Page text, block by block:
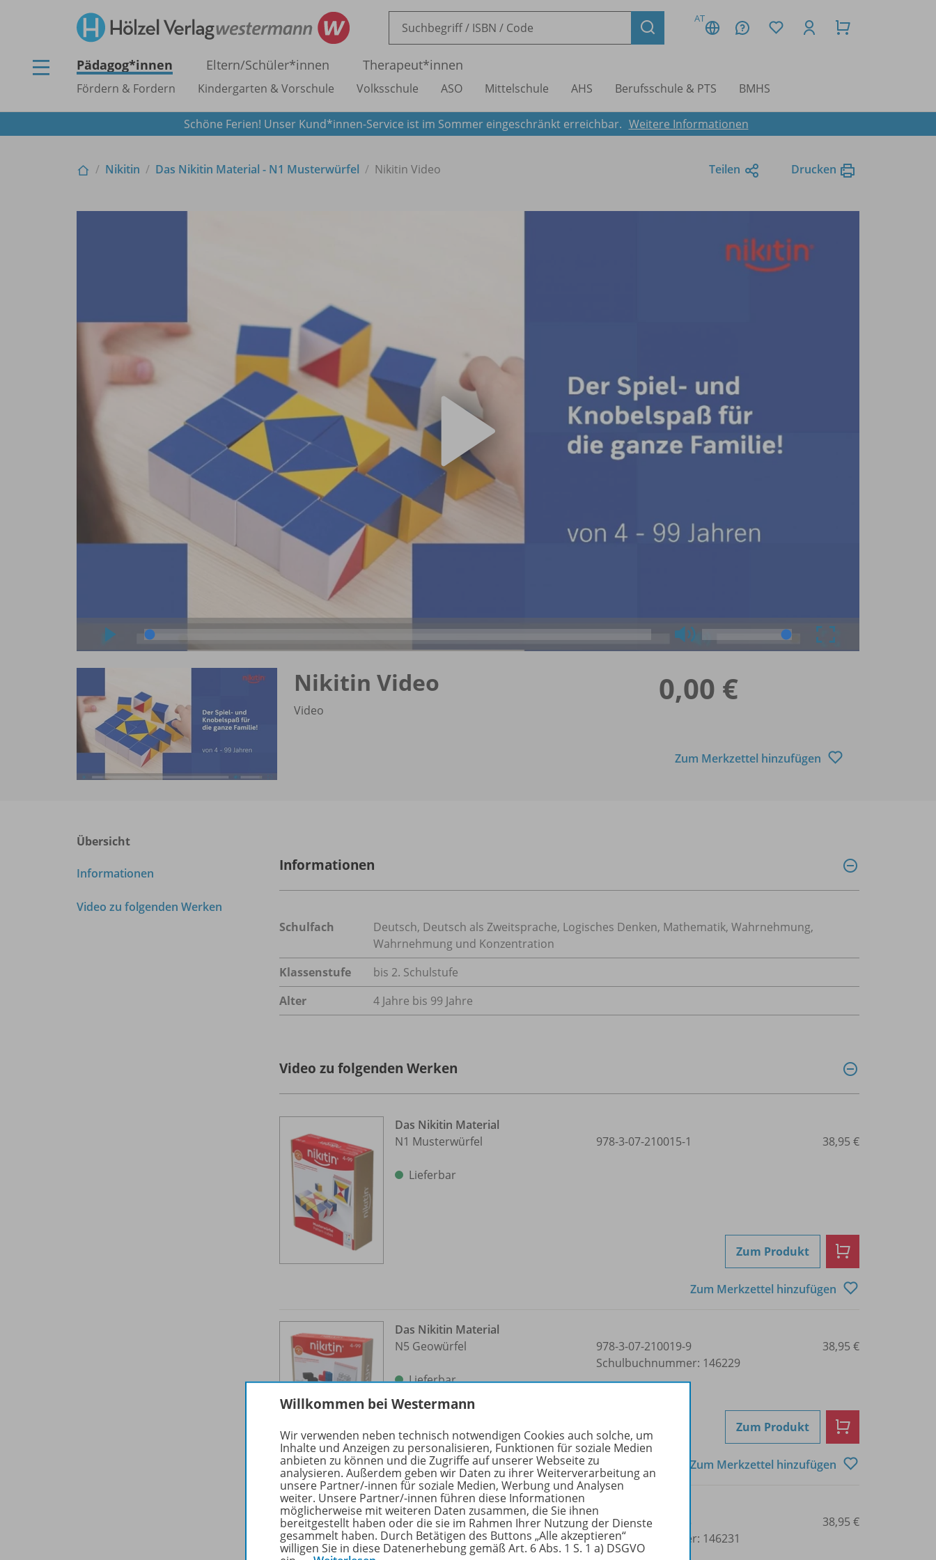
AT
Pädagog*innen Eltern/Schüler*innen Therapeut*innen
Fördern & Fordern Kindergarten & Vorschule Volksschule ASO Mittelschule AHS Berufsschule & PTS BMHS
Schöne Ferien! Unser Kund*innen-Service ist im Sommer eingeschränkt erreichbar. Weitere Informationen
Nikitin Das Nikitin Material - N1 Musterwürfel Nikitin Video Teilen Drucken
Nikitin Video
Video
0,00 €
Zum Merkzettel hinzufügen
Übersicht
Informationen
Video zu folgenden Werken
Informationen
Schulfach Deutsch, Deutsch als Zweitsprache, Logisches Denken, Mathematik, Wahrnehmung,
Wahrnehmung und Konzentration
Klassenstufe
bis 2. Schulstufe
Alter
4 Jahre bis 99 Jahre
Video zu folgenden Werken
Das Nikitin Material
N1 Musterwürfel
Lieferbar
978-3-07-210015-1 38,95 €
Zum Produkt
Zum Merkzettel hinzufügen
Das Nikitin Material
N5 Geowürfel
Lieferbar
978-3-07-210019-9
Schulbuchnummer: 146229
38,95 €
Zum Produkt
Zum Merkzettel hinzufügen
Das Nikitin Material
N10 Matrici
Lieferbar
978-3-07-210024-3
Schulbuchnummer: 146231
38,95 €
Willkommen bei Westermann
Wir verwenden neben technisch notwendigen Cookies auch solche, um
Inhalte und Anzeigen zu personalisieren, Funktionen für soziale Medien
anbieten zu können und die Zugriffe auf unserer Webseite zu
analysieren. Außerdem geben wir Daten zu ihrer Weiterverarbeitung an
unsere Partner/-innen für soziale Medien, Werbung und Analysen
weiter. Unsere Partner/-innen führen diese Informationen
möglicherweise mit weiteren Daten zusammen, die Sie ihnen
bereitgestellt haben oder die sie im Rahmen Ihrer Nutzung der Dienste
gesammelt haben. Durch Betätigen des Buttons „Alle akzeptieren“
willigen Sie in diese Datenerhebung gemäß Art. 6 Abs. 1 S. 1 a) DSGVO